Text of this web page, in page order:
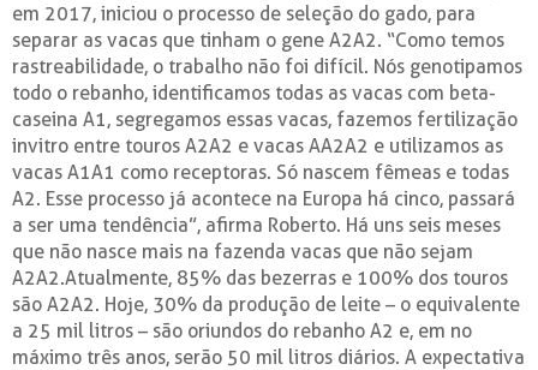
em 2017, iniciou o processo de seleção do gado, para
separar as vacas que tinham o gene A2A2. “Como temos
rastreabilidade, o trabalho não foi difícil. Nós genotipamos
todo o rebanho, identificamos todas as vacas com beta-
caseina A1, segregamos essas vacas, fazemos fertilização
invitro entre touros A2A2 e vacas AA2A2 e utilizamos as
vacas A1A1 como receptoras. Só nascem fêmeas e todas
A2. Esse processo já acontece na Europa há cinco, passará
a ser uma tendência”, afirma Roberto. Há uns seis meses
que não nasce mais na fazenda vacas que não sejam
A2A2.Atualmente, 85% das bezerras e 100% dos touros
são A2A2. Hoje, 30% da produção de leite – o equivalente
a 25 mil litros – são oriundos do rebanho A2 e, em no
máximo três anos, serão 50 mil litros diários. A expectativa